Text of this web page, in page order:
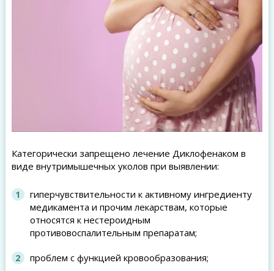
Категорически запрещено лечение Диклофенаком в
виде внутримышечных уколов при выявлении:
гиперчувствительности к активному ингредиенту
медикамента и прочим лекарствам, которые
относятся к нестероидным
противовоспалительным препаратам;
проблем с функцией кровообразования;